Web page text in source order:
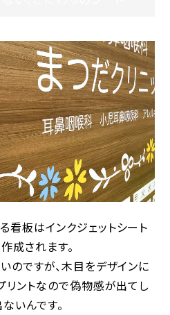
看板はインクジェットシート
成されます。
のですが、木目をデザインに
リントなので偽物感が出てし
いんです。